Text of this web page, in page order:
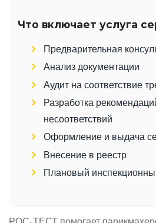
Что включает услуга
Предварительная
Анализ документации
Аудит на соответствие
Разработка
несоответствий
Оформление и выдача
Внесение в реестр
Плановый